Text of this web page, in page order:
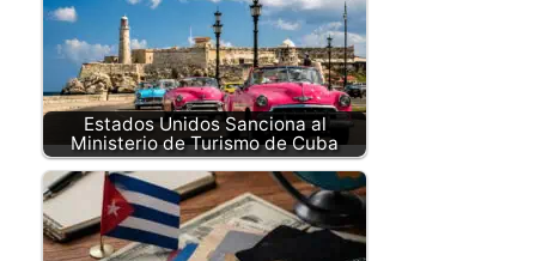
Estados Unidos Sanciona al
Ministerio de Turismo de Cuba